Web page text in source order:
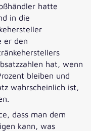
hatte
in die
er den
hat, wenn
bleiben und
wahrscheinlich ist,
dass man dem
kann, was